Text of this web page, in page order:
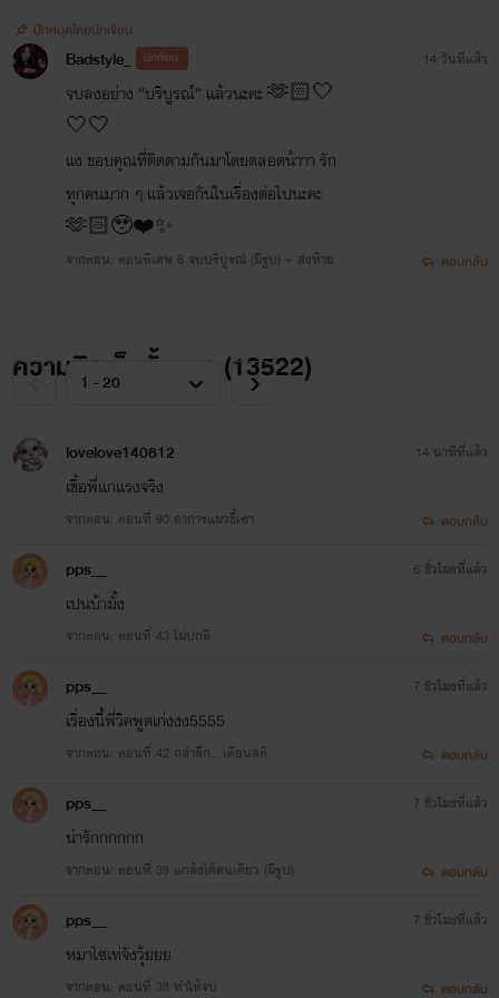
ปักหมุดโดยนักเขียน
Badstyle_ นักเขียน
จบลงอย่าง “บริบูรณ์” แล้วนะคะ 🫶🏻🤍
🤍🤍
แง ขอบคุณที่ติดตามกันมาโดยตลอดน้าาา รัก
ทุกคนมาก ๆ แล้วเจอกันในเรื่องต่อไปนะคะ
🫶🏻🥹❤️✨
จากตอน: ตอนพิเศษ 6 จบบริบูรณ์ (มีรูป) + ส่งท้าย
14 วันที่แล้ว
ตอบกลับ
ความคิดเห็นทั้งหมด (13522)
lovelove140812
เชื้อพี่แกแรงจริง
จากตอน: ตอนที่ 90 อาการแมวขี้เซา
14 นาทีที่แล้ว
ตอบกลับ
pps__
เปนบ้ามั้ง
จากตอน: ตอนที่ 43 ไม่ปกติ
6 ชั่วโมงที่แล้ว
ตอบกลับ
pps__
เรื่องนี้พี่วิคพูดเก่งงง5555
จากตอน: ตอนที่ 42 ถลำลึก…เตือนสติ
7 ชั่วโมงที่แล้ว
ตอบกลับ
pps__
น่ารักกกกกก
จากตอน: ตอนที่ 39 แกล้งได้คนเดียว (มีรูป)
7 ชั่วโมงที่แล้ว
ตอบกลับ
pps__
หมาไซเท่จังวุ้ยยย
จากตอน: ตอนที่ 38 ทำให้จบ
7 ชั่วโมงที่แล้ว
ตอบกลับ